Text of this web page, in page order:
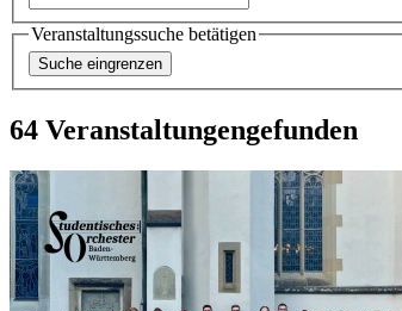
Veranstaltungssuche betätigen
64 Veranstaltungengefunden